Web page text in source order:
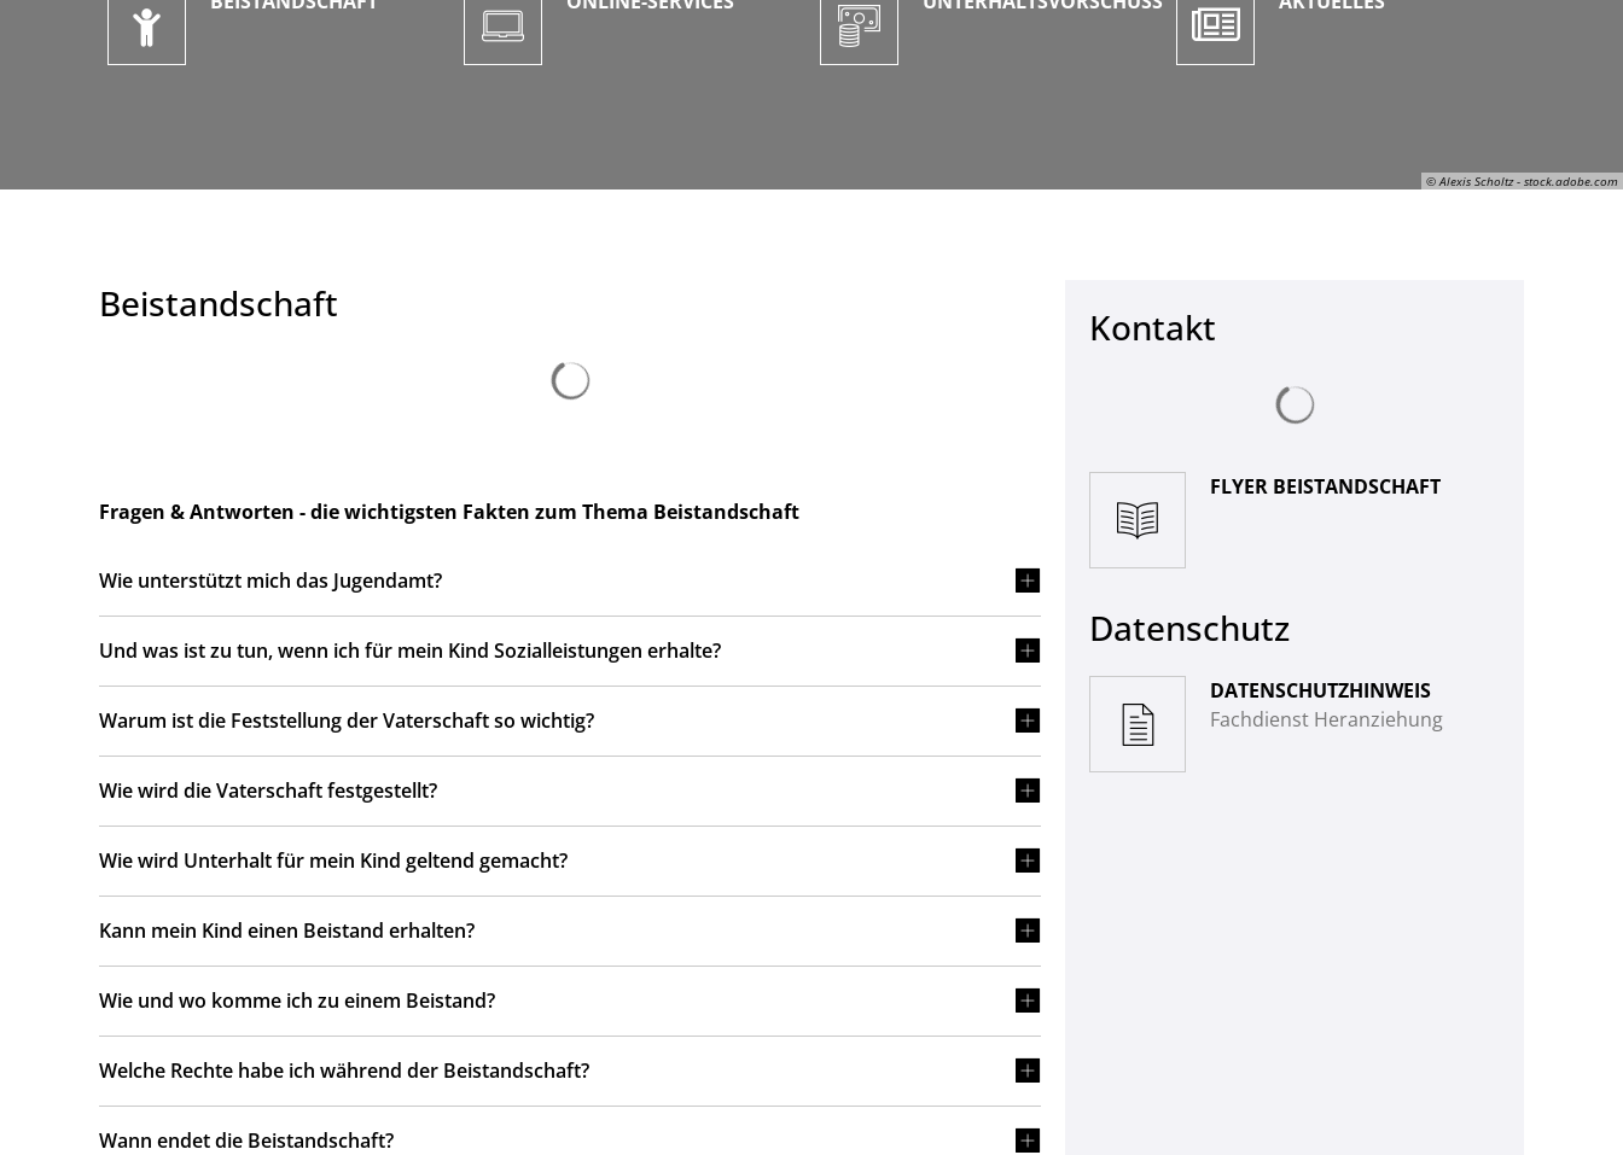
© Alexis Scholtz - stock.adobe.com
Beistandschaft
Fragen & Antworten - die wichtigsten Fakten zum Thema Beistandschaft
Wie unterstützt mich das Jugendamt?
Und was ist zu tun, wenn ich für mein Kind Sozialleistungen erhalte?
Warum ist die Feststellung der Vaterschaft so wichtig?
Wie wird die Vaterschaft festgestellt?
Wie wird Unterhalt für mein Kind geltend gemacht?
Kann mein Kind einen Beistand erhalten?
Wie und wo komme ich zu einem Beistand?
Welche Rechte habe ich während der Beistandschaft?
Wann endet die Beistandschaft?
Kontakt
FLYER BEISTANDSCHAFT
Datenschutz
DATENSCHUTZHINWEIS
Fachdienst Heranziehung